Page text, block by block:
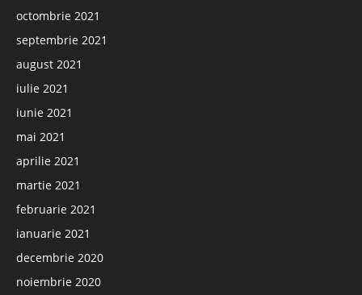
octombrie 2021
septembrie 2021
august 2021
iulie 2021
iunie 2021
mai 2021
aprilie 2021
martie 2021
februarie 2021
ianuarie 2021
decembrie 2020
noiembrie 2020